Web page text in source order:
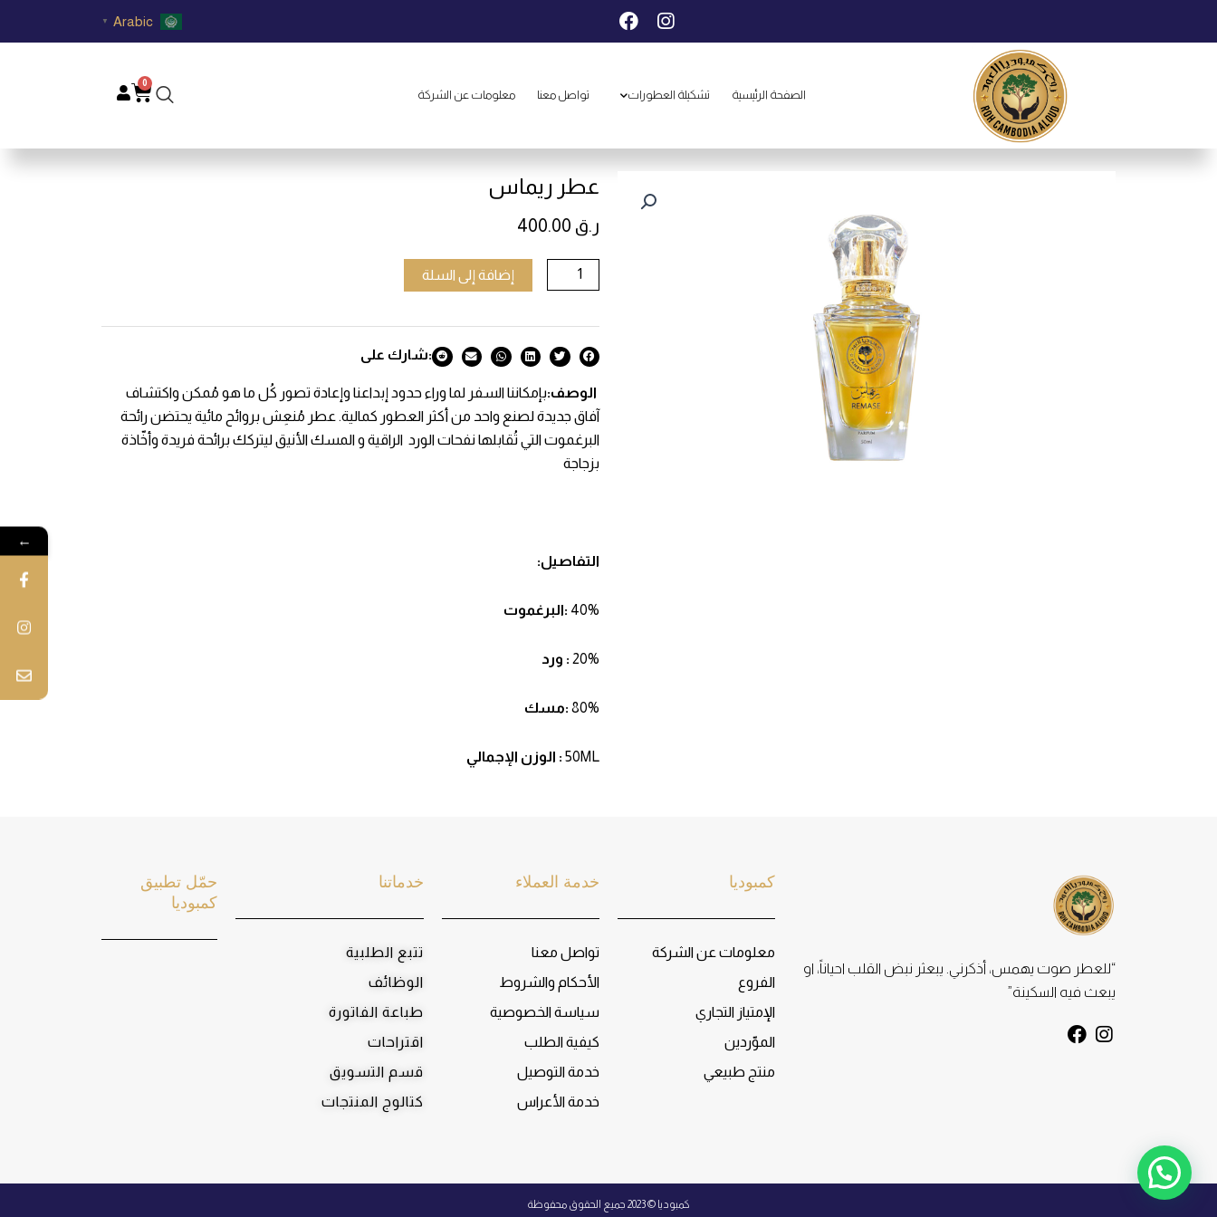
I
n
a
a
m
F
a
b
k
Arabic
▼
الصفحة الرئيسية تشكيلة العطورات تواصل معنا معلومات عن الشركة
0
Cart
عطر ريماس
ر.ق
كمية
عطر
إضافة إلى السلة
:شارك على
الوصف:بإمكاننا السفر لما وراء حدود إبداعنا وإعادة تصور كُل ما هو مُمكن واكتشاف
آفاق جديدة لصنع واحد من أكثر العطور كمالية. عطر مُنعِش بروائح مائية يحتضن رائحة
البرغموت التي تُقابلها نفحات الورد الراقية و المسك الأنيق ليتركك برائحة فريدة وأخّاذة
بزجاجة
التفاصيل:
40% :البرغموت
20% : ورد
80% :مسك
50ML : الوزن الإجمالي
“للعطر صوت يهمس، أذكرني. يبعثر نبض القلب احياناً، او
يبعث فيه السكينة”
I
m
F
a
كمبوديا
معلومات عن الشركة
الفروع
الإمتياز التجاري
الموّردين
منتج طبيعي
خدمة العملاء
تواصل معنا
الأحكام والشروط
سياسة الخصوصية
كيفية الطلب
خدمة التوصيل
خدمة الأعراس
خدماتنا
تتبع الطلبية
الوظائف
طباعة الفاتورة
اقتراحات
قسم التسويق
كتالوج المنتجات
حمّل تطبيق
كمبوديا
كمبوديا © 2023 جميع الحقوق محفوظة
←